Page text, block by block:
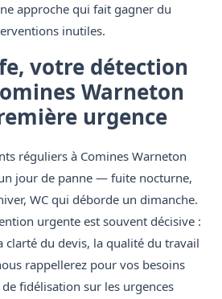
approche qui fait gagner du
inutiles.
votre détection
Warneton
urgence
réguliers à Comines Warneton
jour de panne — fuite nocturne,
WC qui déborde un dimanche.
urgente est souvent décisive :
clarté du devis, la qualité du travail
rappellerez pour vos besoins
fidélisation sur les urgences